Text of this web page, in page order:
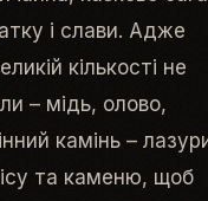
і слави. Адже
кількості не
– мідь, олово,
камінь –
та каменю, щоб